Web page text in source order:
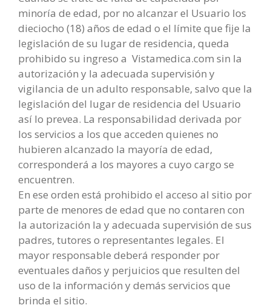
minoría de edad, por no alcanzar el Usuario los
dieciocho (18) años de edad o el límite que fije la
legislación de su lugar de residencia, queda
prohibido su ingreso a Vistamedica.com sin la
autorización y la adecuada supervisión y
vigilancia de un adulto responsable, salvo que la
legislación del lugar de residencia del Usuario
así lo prevea. La responsabilidad derivada por
los servicios a los que acceden quienes no
hubieren alcanzado la mayoría de edad,
corresponderá a los mayores a cuyo cargo se
encuentren.
En ese orden está prohibido el acceso al sitio por
parte de menores de edad que no contaren con
la autorización la y adecuada supervisión de sus
padres, tutores o representantes legales. El
mayor responsable deberá responder por
eventuales daños y perjuicios que resulten del
uso de la información y demás servicios que
brinda el sitio.